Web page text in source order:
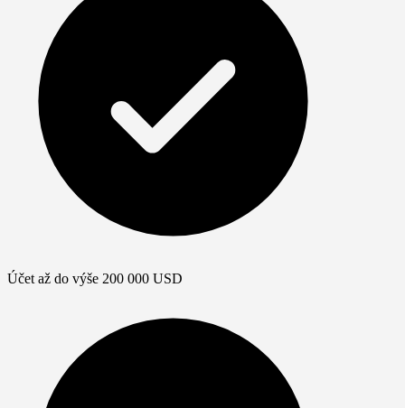
Účet až do výše 200 000 USD